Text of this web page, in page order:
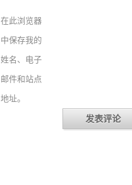
在此浏览器
中保存我的
姓名、电子
邮件和站点
地址。